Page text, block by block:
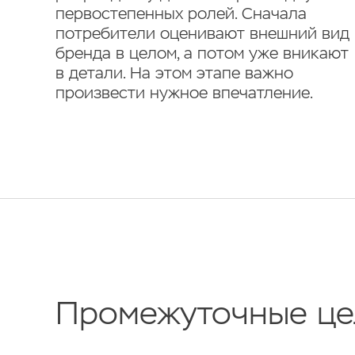
первостепенных ролей. Сначала
потребители оценивают внешний вид
бренда в целом, а потом уже вникают
в детали. На этом этапе важно
произвести нужное впечатление.
Промежуточные